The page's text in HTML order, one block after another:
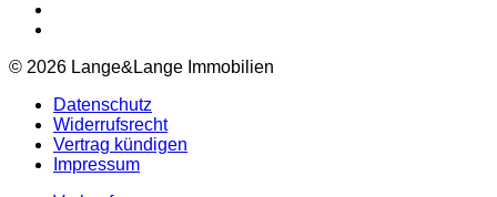
© 2026 Lange&Lange Immobilien
Datenschutz
Widerrufsrecht
Vertrag kündigen
Impressum